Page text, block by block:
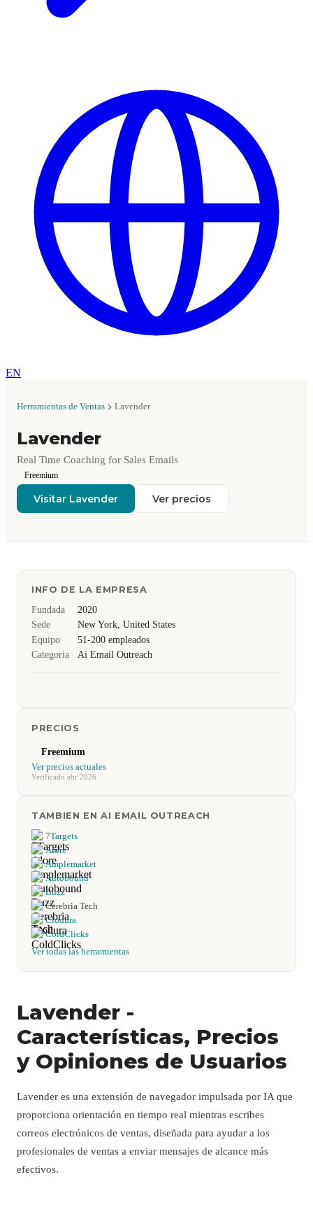
EN
Herramientas de Ventas Lavender
Lavender
Real Time Coaching for Sales Emails
Freemium
Visitar Lavender Ver precios
INFO DE LA EMPRESA
Fundada
2020
Sede
New York, United States
Equipo
51-200 empleados
Categoria
Ai Email Outreach
PRECIOS
Freemium
Ver precios actuales
Verificado abr 2026
TAMBIEN EN AI EMAIL OUTREACH
7Targets
Alore
Amplemarket
Autobound
Buzz
Cerebria Tech
Clodura
ColdClicks
Ver todas las herramientas
Lavender -
Características, Precios
y Opiniones de Usuarios
Lavender es una extensión de navegador impulsada por IA que
proporciona orientación en tiempo real mientras escribes
correos electrónicos de ventas, diseñada para ayudar a los
profesionales de ventas a enviar mensajes de alcance más
efectivos.